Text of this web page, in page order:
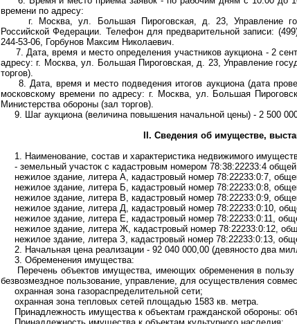
времени по адресу:
г. Москва, ул. Большая Пироговская, д. 23, Управление
Российской Федерации. Телефон для предварительной записи:
244-53-06, Горбунов Максим Николаевич.
7. Дата, время и место определения участников аукциона - 2
адресу: г. Москва, ул. Большая Пироговская, д. 23, Управление
торгов).
8. Дата, время и место подведения итогов аукциона (дата
московскому времени по адресу: г. Москва, ул. Большая
Министерства обороны (зал торгов).
9. Шаг аукциона (величина повышения начальной цены) - 2 500
II. Сведения об имуществе,
1. Наименование, состав и характеристика недвижимого
- земельный участок с кадастровым номером 78:38:22233:4
нежилое здание, литера А, кадастровый номер 78:22233:0:7,
нежилое здание, литера Б, кадастровый номер 78:22233:0:8,
нежилое здание, литера В, кадастровый номер 78:22233:0:9,
нежилое здание, литера Д, кадастровый номер 78:22233:0:10,
нежилое здание, литера Е, кадастровый номер 78:22233:0:11,
нежилое здание, литера Ж, кадастровый номер 78:22233:0:12,
нежилое здание, литера З, кадастровый номер 78:22233:0:13,
2. Начальная цена реализации - 92 040 000,00 (девяносто два
3. Обременения имущества:
Перечень объектов имущества, имеющих обременения в пользу
безвозмездное пользование, управление, для осуществления
охранная зона газораспределительной сети;
охранная зона тепловых сетей площадью 1583 кв. метра.
Принадлежность имущества к объектам гражданской обороны: